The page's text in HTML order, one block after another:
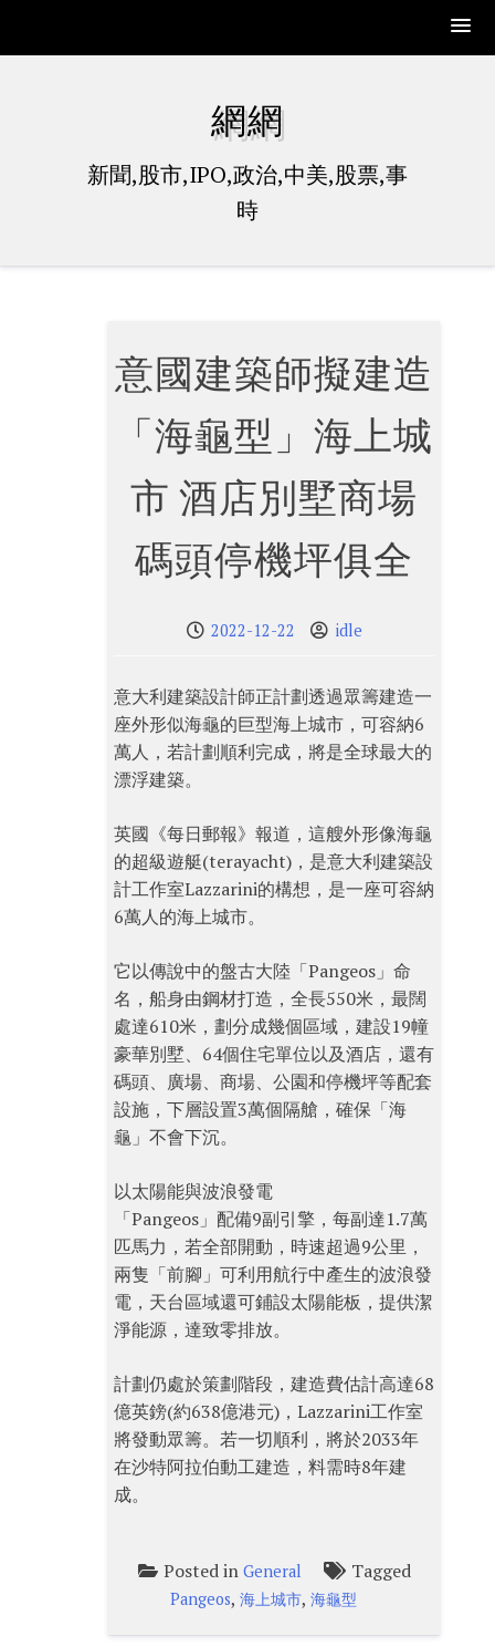
網網
新聞,股市,IPO,政治,中美,股票,事
時
意國建築師擬建造
「海龜型」海上城
市 酒店別墅商場
碼頭停機坪俱全
2022-12-22 idle
意大利建築設計師正計劃透過眾籌建造一
座外形似海龜的巨型海上城市，可容納6
萬人，若計劃順利完成，將是全球最大的
漂浮建築。
英國《每日郵報》報道，這艘外形像海龜
的超級遊艇(terayacht)，是意大利建築設
計工作室Lazzarini的構想，是一座可容納
6萬人的海上城市。
它以傳說中的盤古大陸「Pangeos」命
名，船身由鋼材打造，全長550米，最闊
處達610米，劃分成幾個區域，建設19幢
豪華別墅、64個住宅單位以及酒店，還有
碼頭、廣場、商場、公園和停機坪等配套
設施，下層設置3萬個隔艙，確保「海
龜」不會下沉。
以太陽能與波浪發電
「Pangeos」配備9副引擎，每副達1.7萬
匹馬力，若全部開動，時速超過9公里，
兩隻「前腳」可利用航行中產生的波浪發
電，天台區域還可鋪設太陽能板，提供潔
淨能源，達致零排放。
計劃仍處於策劃階段，建造費估計高達68
億英鎊(約638億港元)，Lazzarini工作室
將發動眾籌。若一切順利，將於2033年
在沙特阿拉伯動工建造，料需時8年建
成。
Posted in General Tagged
Pangeos, 海上城市, 海龜型